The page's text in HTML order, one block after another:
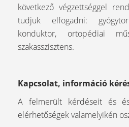
következő végzettséggel
tudjuk elfogadni:
konduktor, ortopédiai
szakasszisztens.
Kapcsolat, információ
A felmerült kérdéseit és
elérhetőségek valamelyikén